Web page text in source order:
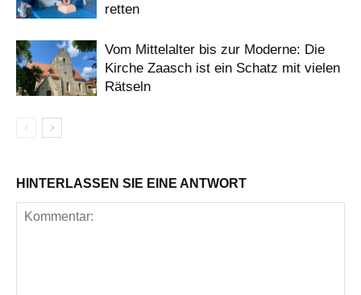
retten
Vom Mittelalter bis zur Moderne: Die
Kirche Zaasch ist ein Schatz mit vielen
Rätseln
HINTERLASSEN SIE EINE ANTWORT